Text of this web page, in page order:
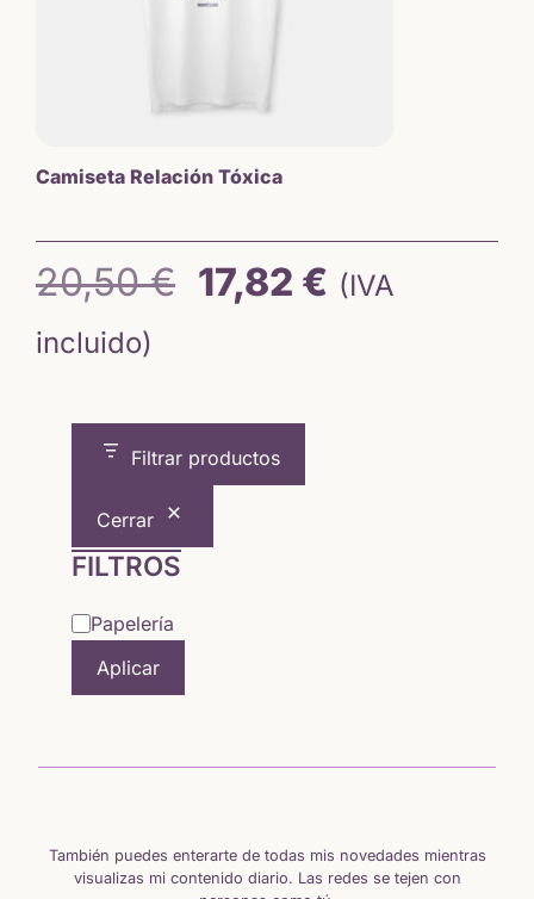
Camiseta Relación Tóxica
20,50€ El
era:
17,82 € El
(IVA
incluido)
Filtrar productos
Cerrar
FILTROS
Categoría
Papelería
Aplicar
También puedes enterarte de todas mis novedades mientras
visualizas mi contenido diario. Las redes se tejen con